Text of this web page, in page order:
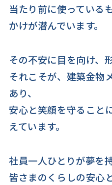
当たり前に使っている
かけが潜んでいます。
その不安に目を向け、
それこそが、建築金物
あり、
安心と笑顔を守ること
えています。
社員一人ひとりが夢を持
皆さまのくらしの安心